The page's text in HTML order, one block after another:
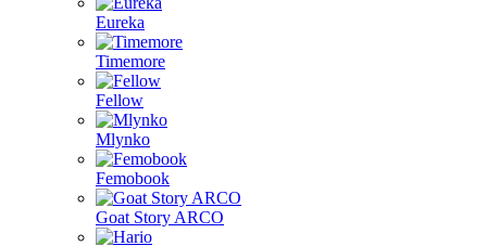
Eureka
Timemore
Fellow
Mlynko
Femobook
Goat Story ARCO